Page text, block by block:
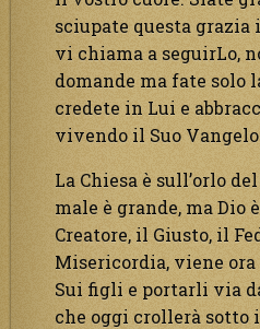
sciupate questa
vi chiama a seguirLo,
domande ma fate solo
credete in Lui e
vivendo il Suo
La Chiesa è sull’orlo
male è grande, ma Dio
Creatore, il Giusto, il
Misericordia, viene
Sui figli e portarli via
che oggi crollerà sotto